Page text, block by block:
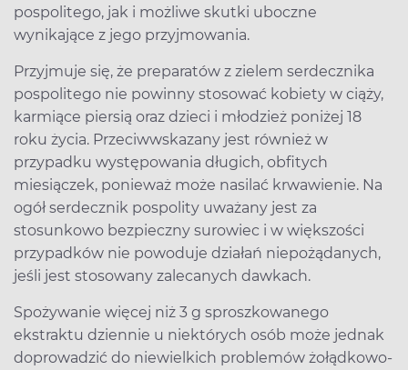
pospolitego, jak i możliwe skutki uboczne
wynikające z jego przyjmowania.
Przyjmuje się, że preparatów z zielem serdecznika
pospolitego nie powinny stosować kobiety w ciąży,
karmiące piersią oraz dzieci i młodzież poniżej 18
roku życia. Przeciwwskazany jest również w
przypadku występowania długich, obfitych
miesiączek, ponieważ może nasilać krwawienie. Na
ogół serdecznik pospolity uważany jest za
stosunkowo bezpieczny surowiec i w większości
przypadków nie powoduje działań niepożądanych,
jeśli jest stosowany zalecanych dawkach.
Spożywanie więcej niż 3 g sproszkowanego
ekstraktu dziennie u niektórych osób może jednak
doprowadzić do niewielkich problemów żołądkowo-